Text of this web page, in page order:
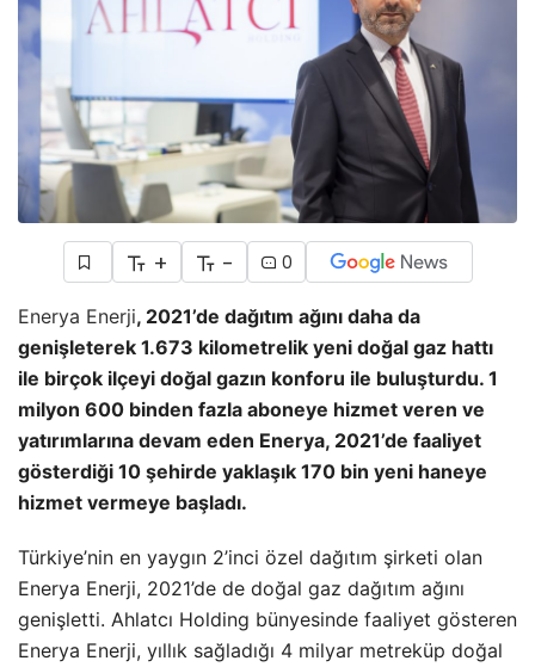
+ - 0
Enerya Enerji, 2021’de dağıtım ağını daha da
genişleterek 1.673 kilometrelik yeni doğal gaz hattı
ile birçok ilçeyi doğal gazın konforu ile buluşturdu. 1
milyon 600 binden fazla aboneye hizmet veren ve
yatırımlarına devam eden Enerya, 2021’de faaliyet
gösterdiği 10 şehirde yaklaşık 170 bin yeni haneye
hizmet vermeye başladı.
Türkiye’nin en yaygın 2’inci özel dağıtım şirketi olan
Enerya Enerji, 2021’de de doğal gaz dağıtım ağını
genişletti. Ahlatcı Holding bünyesinde faaliyet gösteren
Enerya Enerji, yıllık sağladığı 4 milyar metreküp doğal